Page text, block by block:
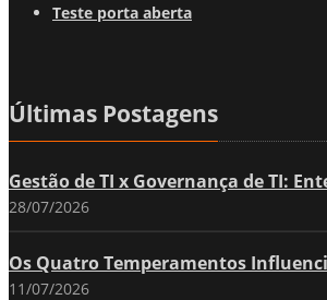
Teste porta aberta
Últimas Postagens
Gestão de TI x Governança de TI:
28/07/2026
Os Quatro Temperamentos
11/07/2026